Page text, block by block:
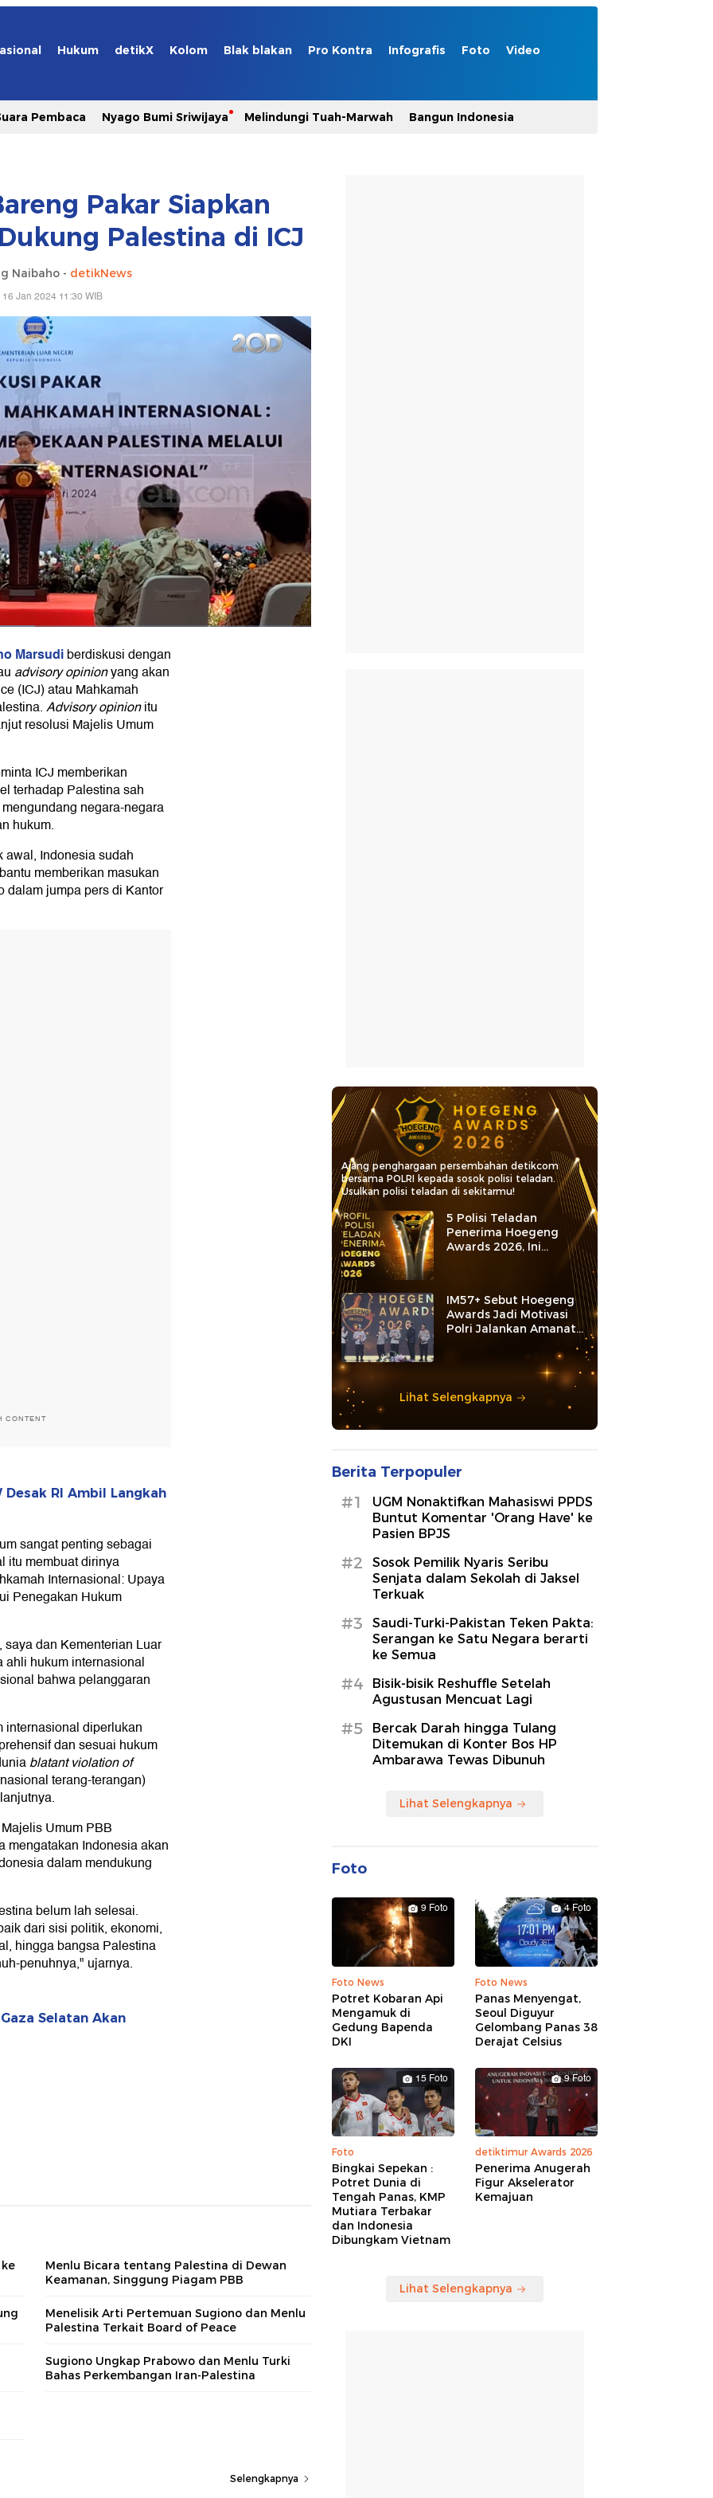
Hukum detikX Kolom Blak blakan Pro Kontra Infografis Foto Video
Pembaca Nyago Bumi Sriwijaya Melindungi Tuah-Marwah Bangun Indonesia
Pakar Siapkan
Palestina di ICJ
Naibaho - detikNews
Jan 2024 11:30 WIB
Marsudiberdiskusi dengan
advisory opinionyang akan
(ICJ) atau Mahkamah
Advisory opinionitu
resolusi Majelis Umum
ICJ memberikan
terhadap Palestina sah
negara-negara
hukum.
awal, Indonesia sudah
memberikan masukan
dalam jumpa pers di Kantor
CONTENT
Desak RI Ambil Langkah
sangat penting sebagai
itu membuat dirinya
Internasional: Upaya
Penegakan Hukum
dan Kementerian Luar
ahli hukum internasional
bahwa pelanggaran
internasional diperlukan
dan sesuai hukum
blatant violation of
terang-terangan)
Umum PBB
mengatakan Indonesia akan
dalam mendukung
belum lah selesai.
dari sisi politik, ekonomi,
hingga bangsa Palestina
penuhnya," ujarnya.
Selatan Akan
Menlu Bicara tentang Palestina di Dewan
Keamanan, Singgung Piagam PBB
Menelisik Arti Pertemuan Sugiono dan Menlu
Palestina Terkait Board of Peace
Sugiono Ungkap Prabowo dan Menlu Turki
Bahas Perkembangan Iran-Palestina
Selengkapnya
Ajang penghargaan persembahan detikcom
bersama POLRI kepada sosok polisi teladan.
Usulkan polisi teladan di sekitarmu!
5 Polisi Teladan
Penerima Hoegeng
Awards 2026, Ini
Kategori dan Kiprahnya
IM57+ Sebut Hoegeng
Awards Jadi Motivasi
Polri Jalankan Amanat
Lihat Selengkapnya
Berita Terpopuler
#1
UGM Nonaktifkan Mahasiswi PPDS
Buntut Komentar 'Orang Have' ke
Pasien BPJS
#2
Sosok Pemilik Nyaris Seribu
Senjata dalam Sekolah di Jaksel
Terkuak
#3
Saudi-Turki-Pakistan Teken Pakta:
Serangan ke Satu Negara berarti
ke Semua
#4
Bisik-bisik Reshuffle Setelah
Agustusan Mencuat Lagi
#5
Bercak Darah hingga Tulang
Ditemukan di Konter Bos HP
Ambarawa Tewas Dibunuh
Lihat Selengkapnya
Foto
9 Foto
Foto News
Potret Kobaran Api
Mengamuk di
Gedung Bapenda
DKI
4 Foto
Foto News
Panas Menyengat,
Seoul Diguyur
Gelombang Panas 38
Derajat Celsius
15 Foto
Foto
Bingkai Sepekan :
Potret Dunia di
Tengah Panas, KMP
Mutiara Terbakar
dan Indonesia
Dibungkam Vietnam
9 Foto
detiktimur Awards 2026
Penerima Anugerah
Figur Akselerator
Kemajuan
Lihat Selengkapnya